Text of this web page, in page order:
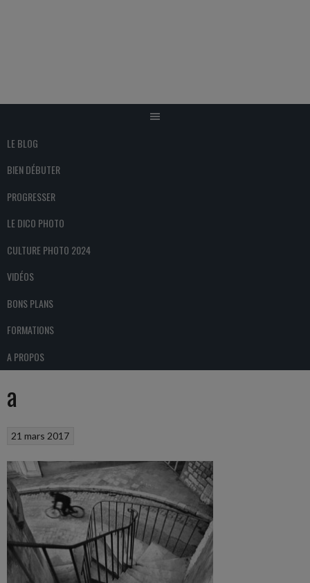
LE BLOG
BIEN DÉBUTER
PROGRESSER
LE DICO PHOTO
CULTURE PHOTO 2024
VIDÉOS
BONS PLANS
FORMATIONS
A PROPOS
a
21 mars 2017